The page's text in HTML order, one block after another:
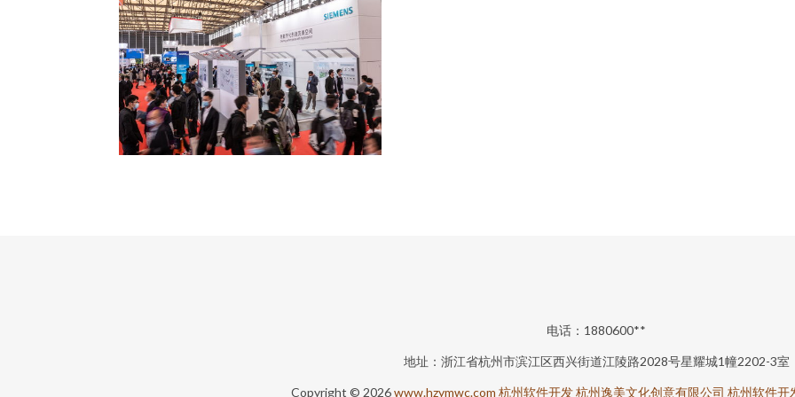
电话：1880600**
地址：浙江省杭州市滨江区西兴街道江陵路2028号星耀城1幢2202-3室
Copyright © 2026www.hzymwc.com 杭州软件开发 杭州逸美文化创意有限公司 杭州软件开